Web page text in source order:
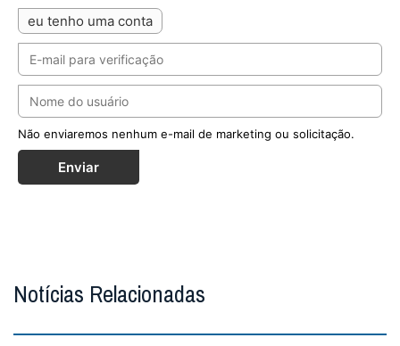
eu tenho uma conta
Não enviaremos nenhum e-mail de marketing ou solicitação.
Enviar
Notícias Relacionadas